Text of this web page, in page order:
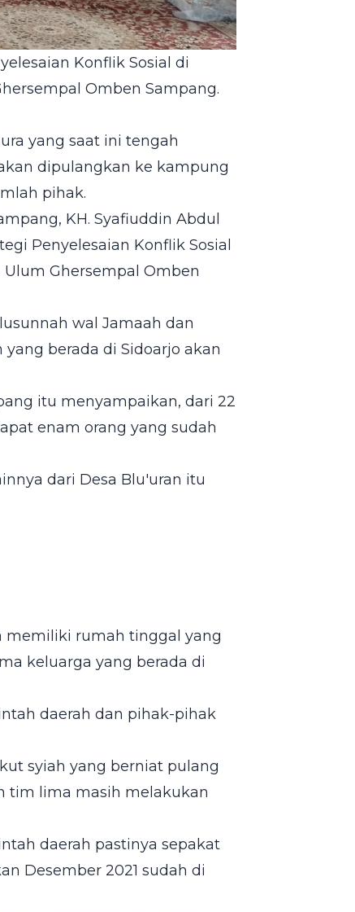
Konflik Sosial di
Omben Sampang.
yang saat ini tengah
dipulangkan ke kampung
pihak.
KH. Syafiuddin Abdul
Penyelesaian Konflik Sosial
Ghersempal Omben
wal Jamaah dan
berada di Sidoarjo akan
itu menyampaikan, dari 22
enam orang yang sudah
dari Desa Blu'uran itu
memiliki rumah tinggal yang
keluarga yang berada di
daerah dan pihak-pihak
syiah yang berniat pulang
tim lima masih melakukan
daerah pastinya sepakat
Desember 2021 sudah di